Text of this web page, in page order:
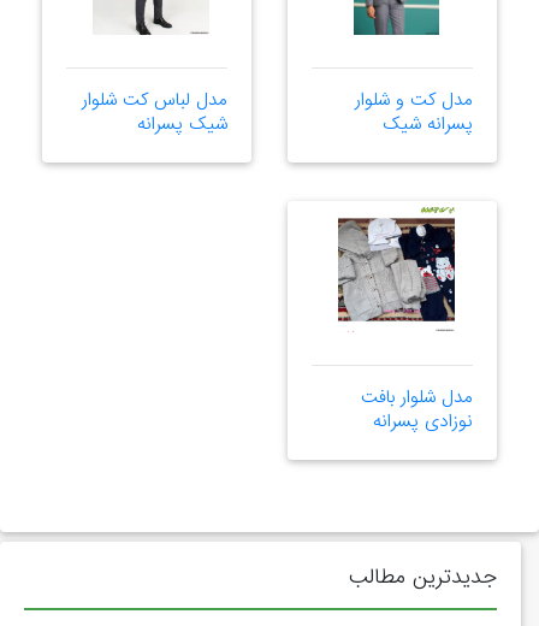
مدل کت و شلوار
پسرانه شیک
مدل لباس کت شلوار
شیک پسرانه
مدل شلوار بافت
نوزادی پسرانه
جدیدترین مطالب